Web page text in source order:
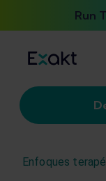
Run
Enfoques